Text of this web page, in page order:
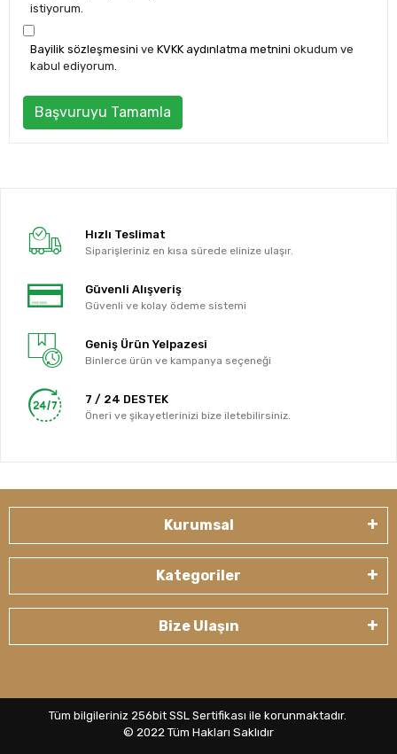
istiyorum.
Bayilik sözleşmesini ve KVKK aydınlatma metnini okudum ve
kabul ediyorum.
Başvuruyu Tamamla
Hızlı Teslimat
Siparişleriniz en kısa sürede elinize ulaşır.
Güvenli Alışveriş
Güvenli ve kolay ödeme sistemi
Geniş Ürün Yelpazesi
Binlerce ürün ve kampanya seçeneği
7 / 24 DESTEK
Öneri ve şikayetlerinizi bize iletebilirsiniz.
Kurumsal
Kategoriler
Bize Ulaşın
Tüm bilgileriniz 256bit SSL Sertifikası ile korunmaktadır.
© 2022 Tüm Hakları Saklıdır